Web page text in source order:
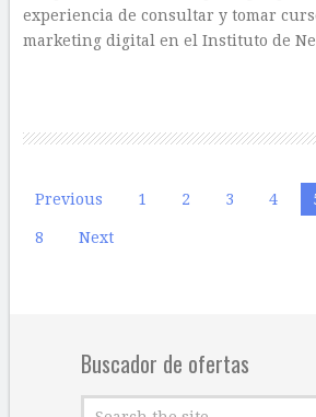
experiencia de consultar y tomar
marketing digital en el Instituto de
Paginación
de
Previous 1 2 3 4
8 Next
Buscador de ofertas